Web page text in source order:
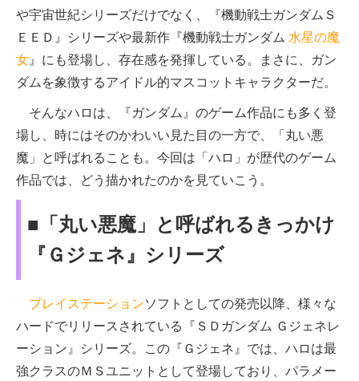
や宇宙世紀シリーズだけでなく、『機動戦士ガンダムＳ
ＥＥＤ』シリーズや最新作『機動戦士ガンダム 水星の魔
女 』にも登場し、存在感を発揮している。まさに、ガン
ダムを象徴するアイドル的マスコットキャラクターだ。
そんなハロは、『ガンダム』のゲーム作品にも多く登
場し、時にはそのかわいい見た目の一方で、「丸い悪
魔」と呼ばれることも。今回は「ハロ」が歴代のゲーム
作品では、どう描かれたのかを見ていこう。
■「丸い悪魔」と呼ばれるきっかけ
『Ｇジェネ』シリーズ
プレイステーションソフトとしての発売以降、様々な
ハードでリリースされている『ＳＤガンダム Ｇジェネレ
ーション』シリーズ。この『Ｇジェネ』では、ハロは最
強クラスのＭＳユニットとして登場しており、パラメー